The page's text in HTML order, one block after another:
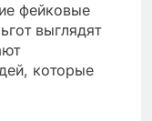
фейковые
выглядят
которые